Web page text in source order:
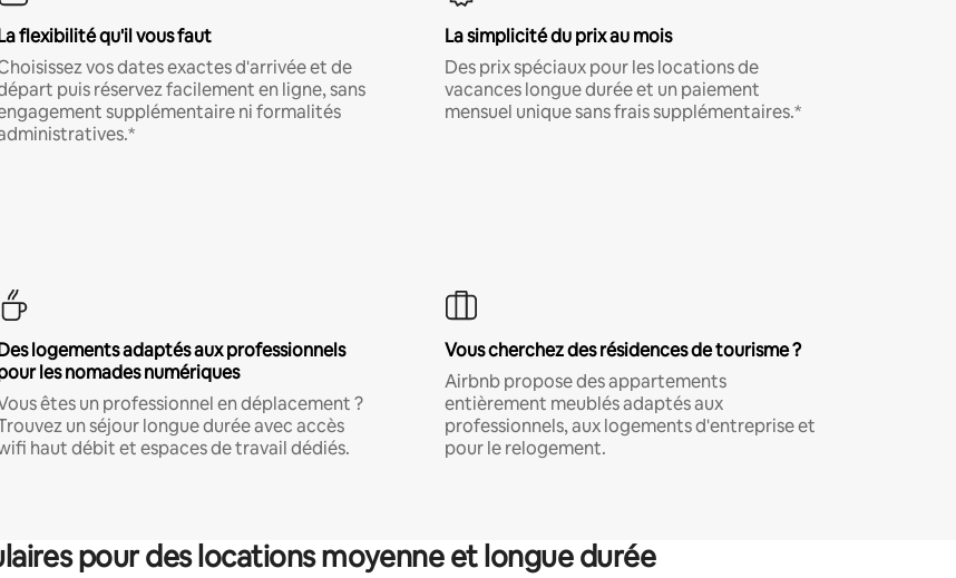
flexibilité qu'il vous faut
vos dates exactes d'arrivée et de
puis réservez facilement en ligne, sans
supplémentaire ni formalités
La simplicité du prix au mois
Des prix spéciaux pour les locations de
vacances longue durée et un paiement
mensuel unique sans frais supplémentaires.*
logements adaptés aux professionnels
les nomades numériques
êtes un professionnel en déplacement ?
un séjour longue durée avec accès
haut débit et espaces de travail dédiés.
Vous cherchez des résidences de tourisme ?
Airbnb propose des appartements
entièrement meublés adaptés aux
professionnels, aux logements d'entreprise et
pour le relogement.
pour des locations moyenne et longue durée